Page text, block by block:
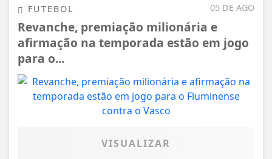
05 DE AGO
FUTEBOL
Revanche, premiação milionária e
afirmação na temporada estão em jogo
para o...
VISUALIZAR